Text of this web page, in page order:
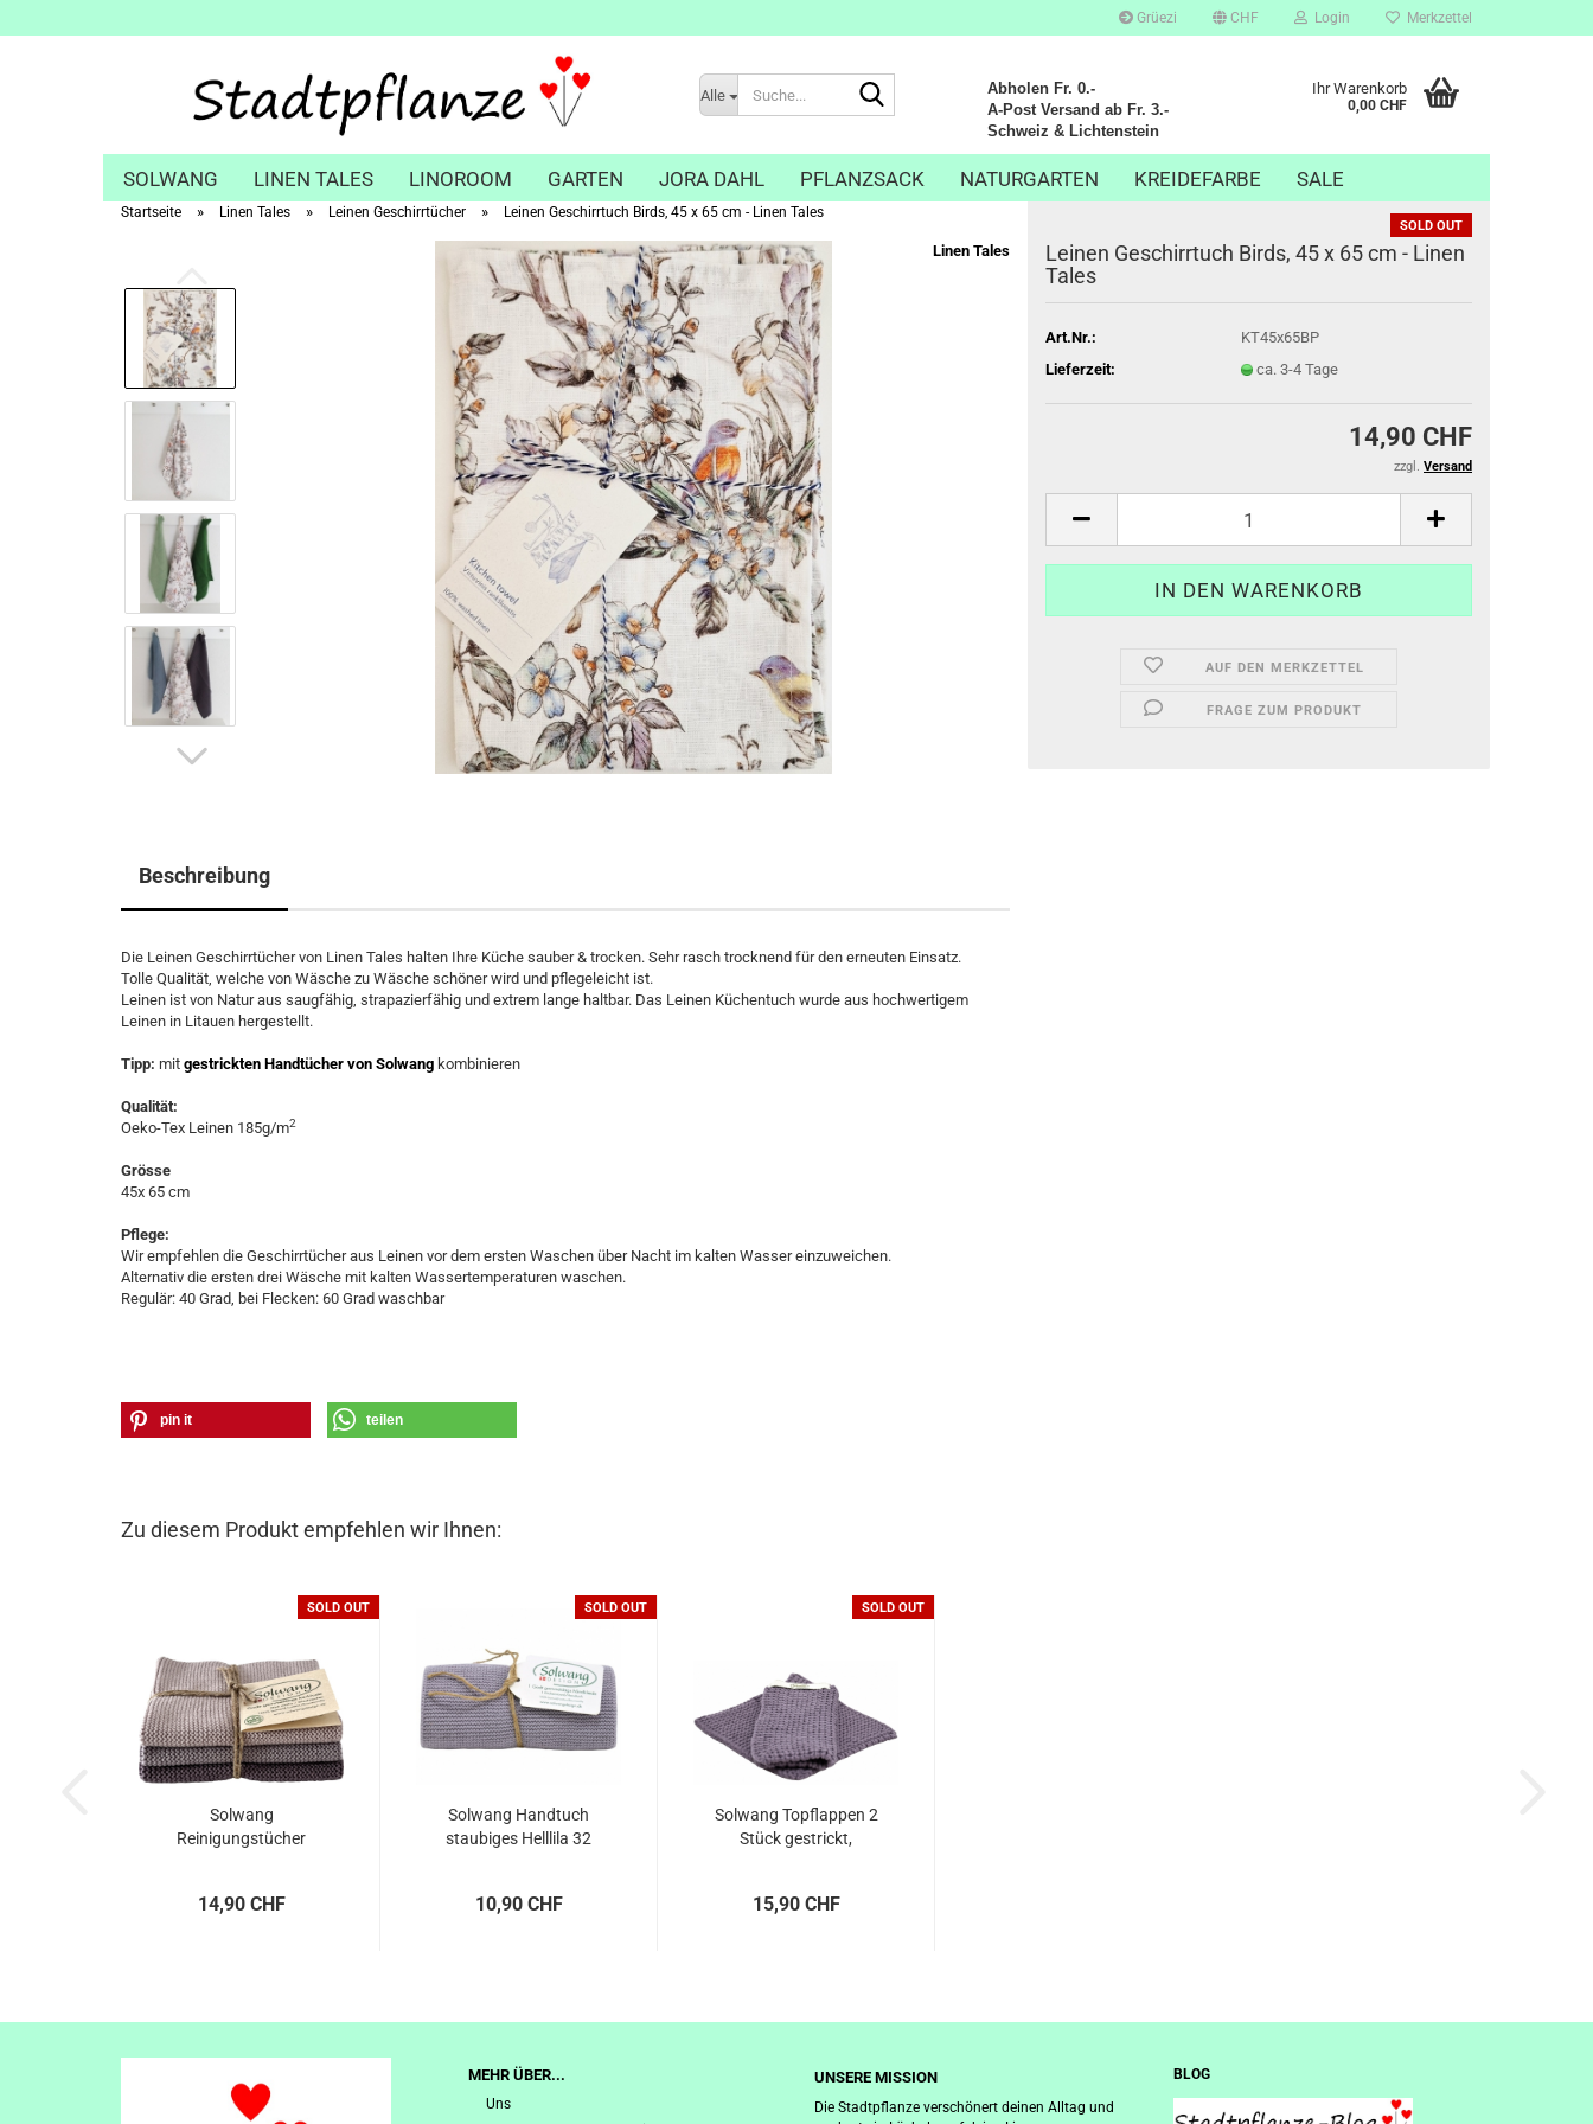
Grüezi CHF Login Merkzettel
Alle
Abholen Fr. 0.-
A-Post Versand ab Fr. 3.-
Schweiz & Lichtenstein
Ihr Warenkorb
0,00 CHF
SOLWANG LINEN TALES LINOROOM GARTEN JORA DAHL PFLANZSACK NATURGARTEN KREIDEFARBE SALE
Startseite » Linen Tales » Leinen Geschirrtücher » Leinen Geschirrtuch Birds, 45 x 65 cm - Linen Tales
Linen Tales
SOLD OUT
Leinen Geschirrtuch Birds, 45 x 65 cm - Linen
Tales
Art.Nr.:
KT45x65BP
Lieferzeit:
ca. 3-4 Tage
14,90 CHF
zzgl. Versand
AUF DEN MERKZETTEL
FRAGE ZUM PRODUKT
Beschreibung
Die Leinen Geschirrtücher von Linen Tales halten Ihre Küche sauber & trocken. Sehr rasch trocknend für den erneuten Einsatz.
Tolle Qualität, welche von Wäsche zu Wäsche schöner wird und pflegeleicht ist.
Leinen ist von Natur aus saugfähig, strapazierfähig und extrem lange haltbar. Das Leinen Küchentuch wurde aus hochwertigem
Leinen in Litauen hergestellt.
Tipp: mit gestrickten Handtücher von Solwang kombinieren
Qualität:
Oeko-Tex Leinen 185g/m2
Grösse
45x 65 cm
Pflege:
Wir empfehlen die Geschirrtücher aus Leinen vor dem ersten Waschen über Nacht im kalten Wasser einzuweichen.
Alternativ die ersten drei Wäsche mit kalten Wassertemperaturen waschen.
Regulär: 40 Grad, bei Flecken: 60 Grad waschbar
pin it teilen
Zu diesem Produkt empfehlen wir Ihnen:
SOLD OUT
Solwang
Reinigungstücher
14,90 CHF
SOLD OUT
Solwang Handtuch
staubiges Helllila 32
10,90 CHF
SOLD OUT
Solwang Topflappen 2
Stück gestrickt,
15,90 CHF
MEHR ÜBER...
Uns
UNSERE MISSION
Die Stadtpflanze verschönert deinen Alltag und
BLOG